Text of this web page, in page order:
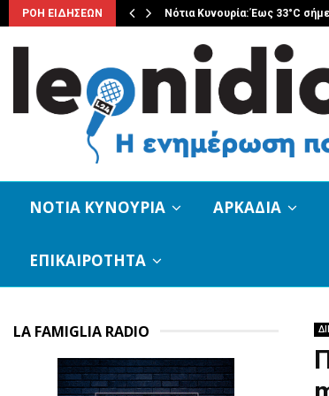
ΡΟΗ ΕΙΔΗΣΕΩΝ Νότια Κυνουρία: Έως 33°C
ΝΟΤΙΑ ΚΥΝΟΥΡΙΑ ΑΡΚΑΔΙΑ
ΕΠΙΚΑΙΡΟΤΗΤΑ
LA FAMIGLIA RADIO